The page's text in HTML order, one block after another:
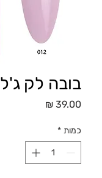
בובה לק ג'ל 012
כמות *